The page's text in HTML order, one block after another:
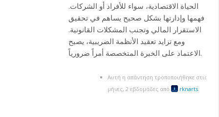
الحياة الاقتصادية، سواء للأفراد أو الشركات.
فهمها وإدارتها بشكل صحيح يساهم في تحقيق
الاستقرار المالي وتجنب المشكلات القانونية.
ومع تزايد تعقيد الأنظمة الضريبية، يصبح
الاعتماد على الخبرة المتخصصة أمراً ضرورياً.
Αυτή η απάντηση τροποποιήθηκε στις
μήνες, 2 εβδομάδες από
rknarts.